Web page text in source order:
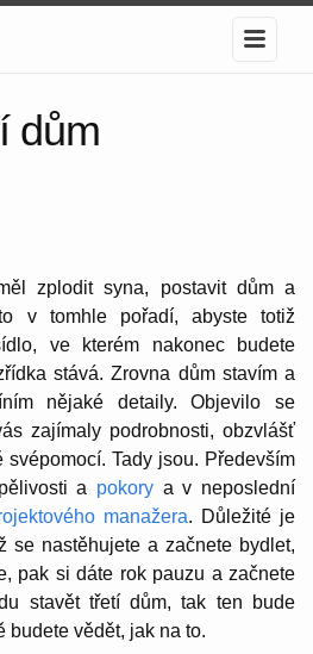
dům
zplodit syna, postavit dům a
v tomhle pořadí, abyste totiž
ve kterém nakonec budete
stává. Zrovna dům stavím a
nějaké detaily. Objevilo se
zajímaly podrobnosti, obzvlášť
svépomocí. Tady jsou. Především
a pokory a v neposlední
manažera. Důležité je
se nastěhujete a začnete bydlet,
pak si dáte rok pauzu a začnete
stavět třetí dům, tak ten bude
budete vědět, jak na to.